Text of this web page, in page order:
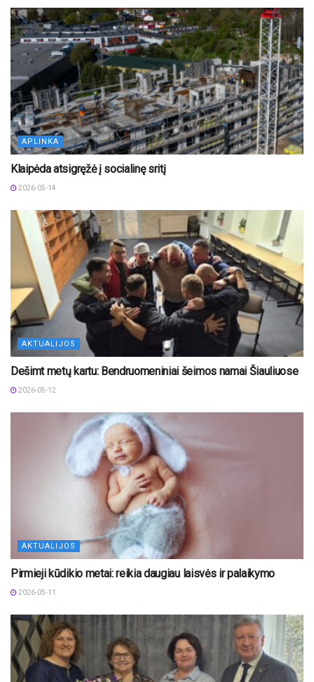
APLINKA
Klaipėda atsigręžė į socialinę sritį
2026-05-14
AKTUALIJOS
Dešimt metų kartu: Bendruomeniniai šeimos namai Šiauliuose
2026-05-12
AKTUALIJOS
Pirmieji kūdikio metai: reikia daugiau laisvės ir palaikymo
2026-05-11